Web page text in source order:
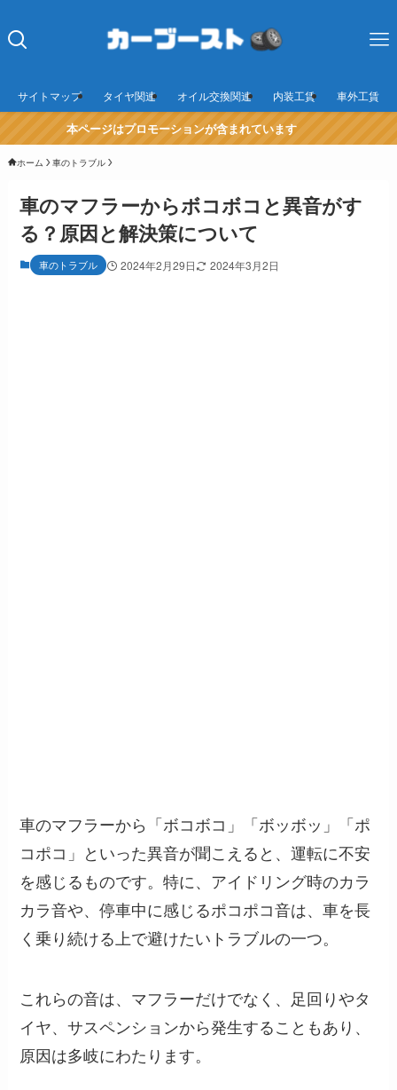
サイトマップ タイヤ関連 オイル交換関連 内装工賃 車外工賃
本ページはプロモーションが含まれています
ホーム 車のトラブル
車のマフラーからボコボコと異音がす
る？原因と解決策について
車のトラブル 2024年2月29日 2024年3月2日
車のマフラーから「ボコボコ」「ボッボッ」「ポ
コポコ」といった異音が聞こえると、運転に不安
を感じるものです。特に、アイドリング時のカラ
カラ音や、停車中に感じるポコポコ音は、車を長
く乗り続ける上で避けたいトラブルの一つ。
これらの音は、マフラーだけでなく、足回りやタ
イヤ、サスペンションから発生することもあり、
原因は多岐にわたります。